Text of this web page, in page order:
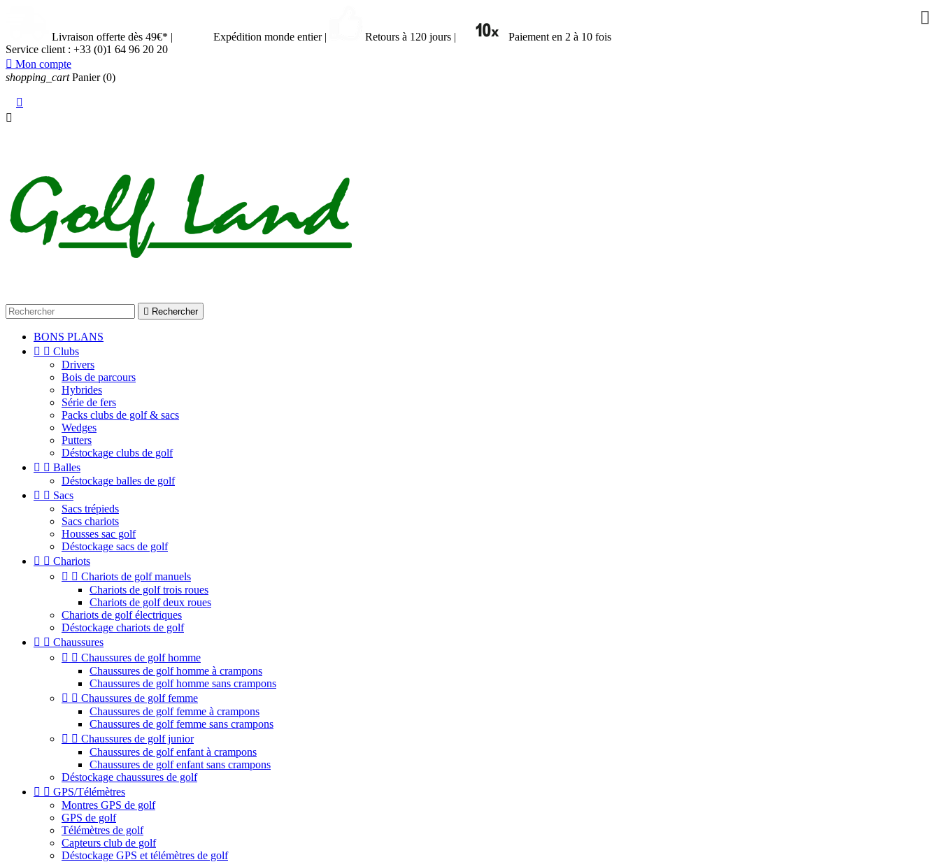
Livraison offerte dès 49€* | Expédition monde entier | Retours à 120 jours |
Paiement en 2 à 10 fois
Service client : +33 (0)1 64 96 20 20
 Mon compte
shopping_cart Panier (0)


 Rechercher
BONS PLANS
  Clubs
Drivers
Bois de parcours
Hybrides
Série de fers
Packs clubs de golf & sacs
Wedges
Putters
Déstockage clubs de golf
  Balles
Déstockage balles de golf
  Sacs
Sacs trépieds
Sacs chariots
Housses sac golf
Déstockage sacs de golf
  Chariots
  Chariots de golf manuels
Chariots de golf trois roues
Chariots de golf deux roues
Chariots de golf électriques
Déstockage chariots de golf
  Chaussures
  Chaussures de golf homme
Chaussures de golf homme à crampons
Chaussures de golf homme sans crampons
  Chaussures de golf femme
Chaussures de golf femme à crampons
Chaussures de golf femme sans crampons
  Chaussures de golf junior
Chaussures de golf enfant à crampons
Chaussures de golf enfant sans crampons
Déstockage chaussures de golf
  GPS/Télémètres
Montres GPS de golf
GPS de golf
Télémètres de golf
Capteurs club de golf
Déstockage GPS et télémètres de golf

